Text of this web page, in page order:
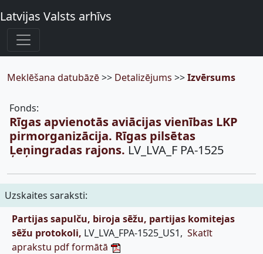
Latvijas Valsts arhīvs
Meklēšana datubāzē>> Detalizējums >>Izvērsums
Fonds:
Rīgas apvienotās aviācijas vienības LKP
pirmorganizācija. Rīgas pilsētas
Ļeņingradas rajons. LV_LVA_F PA-1525
Uzskaites saraksti:
Partijas sapulču, biroja sēžu, partijas komitejas
sēžu protokoli, LV_LVA_FPA-1525_US1, Skatīt
aprakstu pdf formātā